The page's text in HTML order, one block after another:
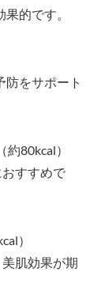
的です。
防をサポート
80kcal）
すすめで
）
肌効果が期